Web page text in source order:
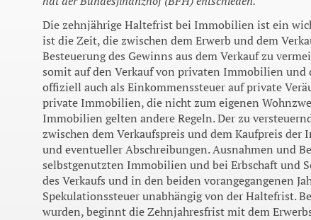
Die zehnjährige Haltefrist bei Immobilien ist ein
ist die Zeit, die zwischen dem Erwerb und dem
Besteuerung des Gewinns aus dem Verkauf zu
somit auf den Verkauf von privaten Immobilien und
offiziell auch als Einkommenssteuer auf private
private Immobilien, die nicht zum eigenen
Immobilien gelten andere Regeln. Der zu
zwischen dem Verkaufspreis und dem Kaufpreis
und eventueller Abschreibungen. Ausnahmen und
selbstgenutzten Immobilien und bei Erbschaft und
des Verkaufs und in den beiden vorangegangenen
Spekulationssteuer unabhängig von der Haltefrist.
wurden, beginnt die Zehnjahresfrist mit dem